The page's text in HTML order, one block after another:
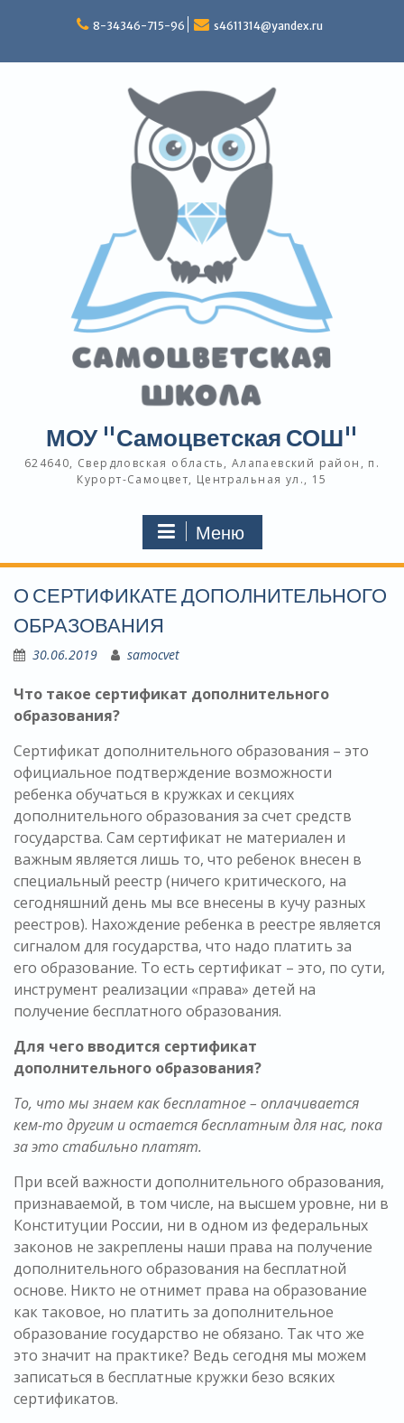
8-34346-715-96 s4611314@yandex.ru
МОУ "Самоцветская СОШ"
624640, Свердловская область, Алапаевский район, п.
Курорт-Самоцвет, Центральная ул., 15
Меню
О СЕРТИФИКАТЕ ДОПОЛНИТЕЛЬНОГО
ОБРАЗОВАНИЯ
30.06.2019 samocvet
Что такое сертификат дополнительного
образования?
Сертификат дополнительного образования – это
официальное подтверждение возможности
ребенка обучаться в кружках и секциях
дополнительного образования за счет средств
государства. Сам сертификат не материален и
важным является лишь то, что ребенок внесен в
специальный реестр (ничего критического, на
сегодняшний день мы все внесены в кучу разных
реестров). Нахождение ребенка в реестре является
сигналом для государства, что надо платить за
его образование. То есть сертификат – это, по сути,
инструмент реализации «права» детей на
получение бесплатного образования.
Для чего вводится сертификат
дополнительного образования?
То, что мы знаем как бесплатное – оплачивается
кем-то другим и остается бесплатным для нас, пока
за это стабильно платят.
При всей важности дополнительного образования,
признаваемой, в том числе, на высшем уровне, ни в
Конституции России, ни в одном из федеральных
законов не закреплены наши права на получение
дополнительного образования на бесплатной
основе. Никто не отнимет права на образование
как таковое, но платить за дополнительное
образование государство не обязано. Так что же
это значит на практике? Ведь сегодня мы можем
записаться в бесплатные кружки безо всяких
сертификатов.